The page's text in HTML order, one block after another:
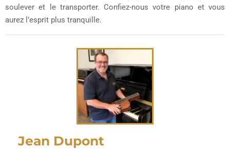
soulever et le transporter. Confiez-nous votre piano et vous
aurez l’esprit plus tranquille.
Jean Dupont